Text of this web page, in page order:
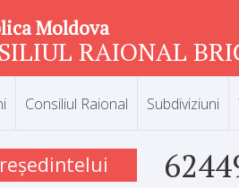
Moldova
RAIONAL
Consiliul Raional Subdiviziuni